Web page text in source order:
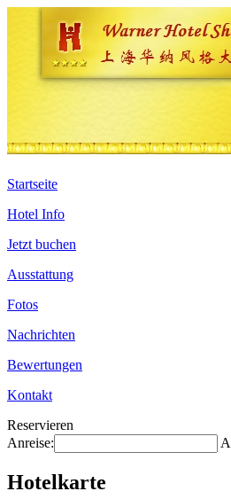
Startseite
Hotel Info
Jetzt buchen
Ausstattung
Fotos
Nachrichten
Bewertungen
Kontakt
Reservieren
Anreise:
Hotelkarte